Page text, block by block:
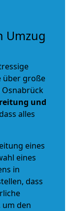
Umzug
über große
und
alles
eines
eines
in
dass
den